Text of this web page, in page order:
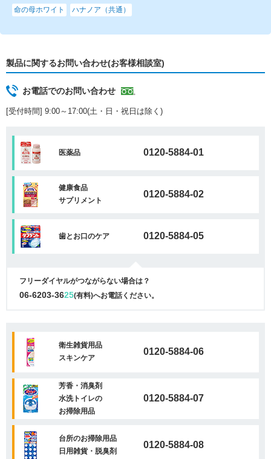
命の母ホワイト ハナノア（共通）
製品に関するお問い合わせ(お客様相談室)
お電話でのお問い合わせ
[受付時間] 9:00～17:00(土・日・祝日は除く)
医薬品 0120-5884-01
健康食品
サプリメント
0120-5884-02
歯とお口のケア 0120-5884-05
フリーダイヤルがつながらない場合は？
06-6203-3625(有料)へお電話ください。
衛生雑貨用品
スキンケア
0120-5884-06
芳香・消臭剤
水洗トイレの
お掃除用品
0120-5884-07
台所のお掃除用品
日用雑貨・脱臭剤
0120-5884-08